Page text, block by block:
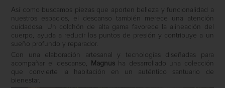
Así como buscamos piezas que aporten belleza y funcionalidad a
nuestros espacios, el descanso también merece una atención
cuidadosa. Un colchón de alta gama favorece la alineación del
cuerpo, ayuda a reducir los puntos de presión y contribuye a un
sueño profundo y reparador.
Con una elaboración artesanal y tecnologías diseñadas para
acompañar el descanso,
Magnusha desarrollado una colección
que convierte la habitación en un auténtico santuario de
bienestar.